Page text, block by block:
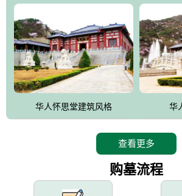
雀，后玄武"的四大吉祥物铜雕挂件。
华人怀思堂建筑风格 华
查看更多
购墓流程